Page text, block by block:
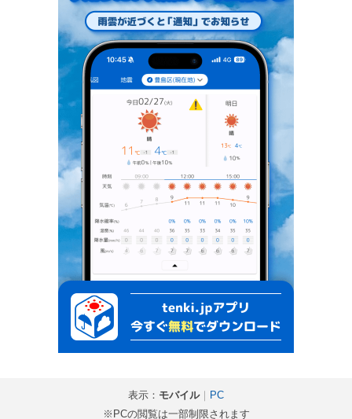
表示： モバイル｜
PC
※PCの閲覧は一部制限されます